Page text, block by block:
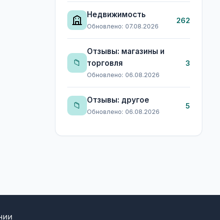
Недвижимость
Обновлено: 07.08.2026
262
📁
Отзывы: магазины и
торговля
Обновлено: 06.08.2026
3
📁
Отзывы: другое
Обновлено: 06.08.2026
5